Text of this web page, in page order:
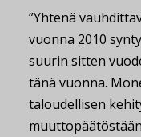
”Yhtenä
vuonna 2010
suurin sitten
tänä vuonna.
taloudellisen